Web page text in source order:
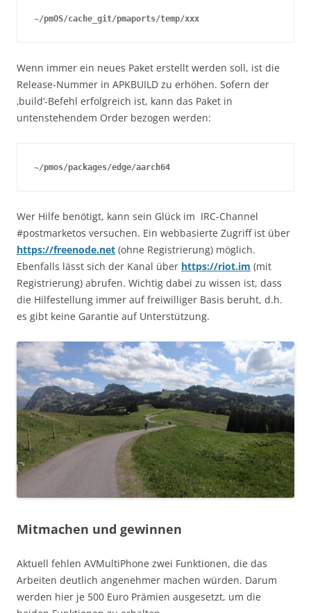
~/pmOS/cache_git/pmaports/temp/xxx
Wenn immer ein neues Paket erstellt werden soll, ist die
Release-Nummer in APKBUILD zu erhöhen. Sofern der
‚build‘-Befehl erfolgreich ist, kann das Paket in
untenstehendem Order bezogen werden:
~/pmos/packages/edge/aarch64
Wer Hilfe benötigt, kann sein Glück im IRC-Channel
#postmarketos versuchen. Ein webbasierte Zugriff ist über
https://freenode.net (ohne Registrierung) möglich.
Ebenfalls lässt sich der Kanal über https://riot.im (mit
Registrierung) abrufen. Wichtig dabei zu wissen ist, dass
die Hilfestellung immer auf freiwilliger Basis beruht, d.h.
es gibt keine Garantie auf Unterstützung.
Mitmachen und gewinnen
Aktuell fehlen AVMultiPhone zwei Funktionen, die das
Arbeiten deutlich angenehmer machen würden. Darum
werden hier je 500 Euro Prämien ausgesetzt, um die